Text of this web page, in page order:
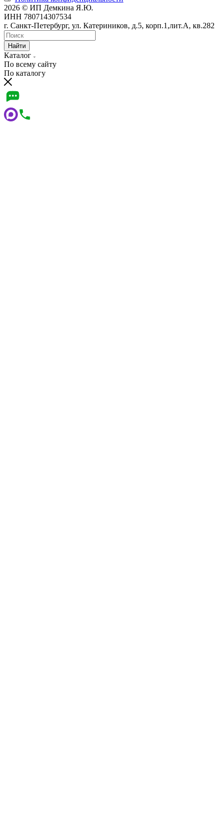
2026 © ИП Демкина Я.Ю.
ИНН 780714307534
г. Санкт-Петербург, ул. Катериников, д.5, корп.1,лит.А, кв.282
Найти
Каталог
По всему сайту
По каталогу